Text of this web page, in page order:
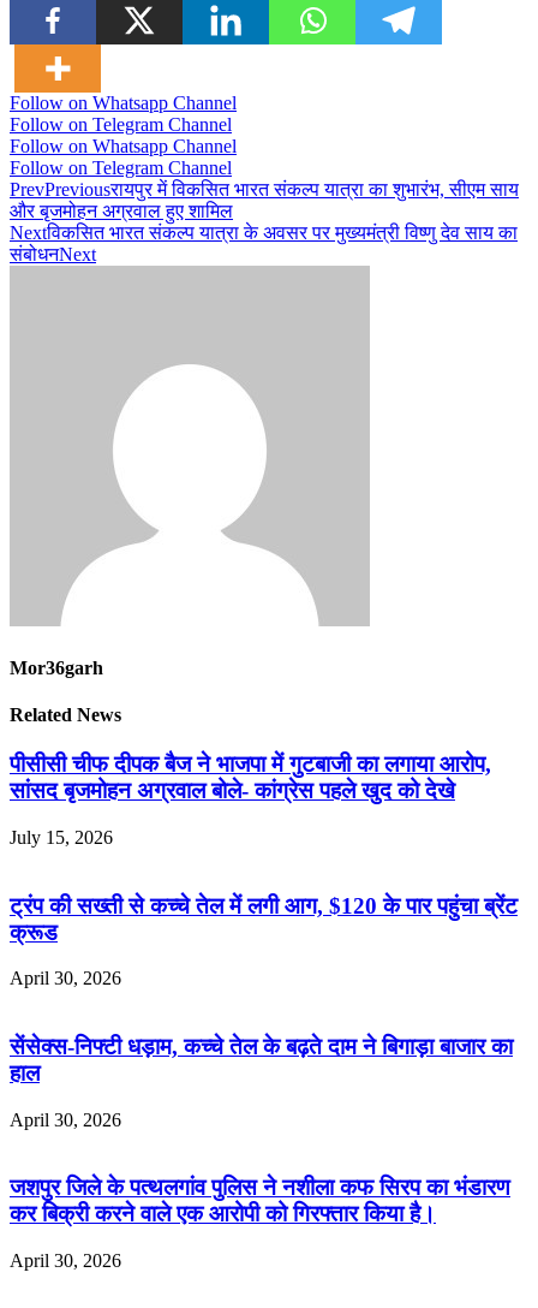
Follow on Whatsapp Channel
Follow on Telegram Channel
Follow on Whatsapp Channel
Follow on Telegram Channel
PrevPreviousरायपुर में विकसित भारत संकल्प यात्रा का शुभारंभ, सीएम साय
और बृजमोहन अग्रवाल हुए शामिल
Nextविकसित भारत संकल्प यात्रा के अवसर पर मुख्यमंत्री विष्णु देव साय का
संबोधनNext
Mor36garh
Related News
पीसीसी चीफ दीपक बैज ने भाजपा में गुटबाजी का लगाया आरोप,
सांसद बृजमोहन अग्रवाल बोले- कांग्रेस पहले खुद को देखे
July 15, 2026
ट्रंप की सख्ती से कच्चे तेल में लगी आग, $120 के पार पहुंचा ब्रेंट
क्रूड
April 30, 2026
सेंसेक्स-निफ्टी धड़ाम, कच्चे तेल के बढ़ते दाम ने बिगाड़ा बाजार का
हाल
April 30, 2026
जशपुर जिले के पत्थलगांव पुलिस ने नशीला कफ सिरप का भंडारण
कर बिक्री करने वाले एक आरोपी को गिरफ्तार किया है।
April 30, 2026